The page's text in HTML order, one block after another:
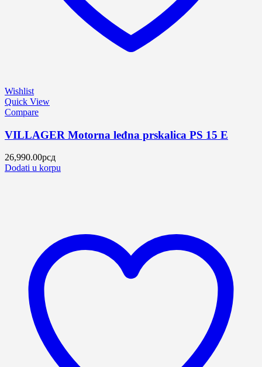
Wishlist
Quick View
Compare
VILLAGER Motorna leđna prskalica PS 15 E
26,990.00рсд
Dodati u korpu